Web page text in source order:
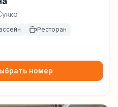
Ресторан
номер